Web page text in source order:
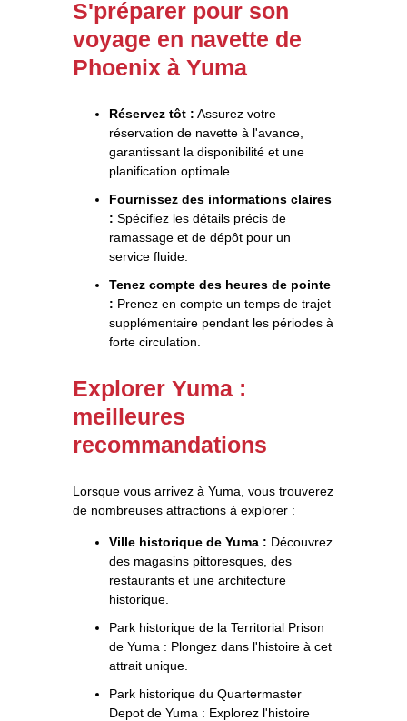
S'préparer pour son
voyage en navette de
Phoenix à Yuma
Réservez tôt : Assurez votre
réservation de navette à l'avance,
garantissant la disponibilité et une
planification optimale.
Fournissez des informations claires
: Spécifiez les détails précis de
ramassage et de dépôt pour un
service fluide.
Tenez compte des heures de pointe
: Prenez en compte un temps de trajet
supplémentaire pendant les périodes à
forte circulation.
Explorer Yuma :
meilleures
recommandations
Lorsque vous arrivez à Yuma, vous trouverez
de nombreuses attractions à explorer :
Ville historique de Yuma : Découvrez
des magasins pittoresques, des
restaurants et une architecture
historique.
Park historique de la Territorial Prison
de Yuma : Plongez dans l'histoire à cet
attrait unique.
Park historique du Quartermaster
Depot de Yuma : Explorez l'histoire